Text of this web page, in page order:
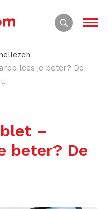
lees je beter? De
–
beter? De